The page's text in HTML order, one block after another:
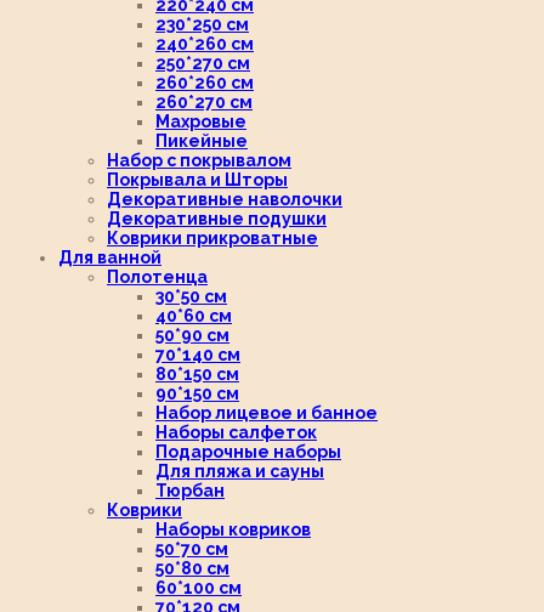
220*240 см
230*250 см
240*260 см
250*270 см
260*260 см
260*270 см
Махровые
Пикейные
Набор с покрывалом
Покрывала и Шторы
Декоративные наволочки
Декоративные подушки
Коврики прикроватные
Для ванной
Полотенца
30*50 см
40*60 см
50*90 см
70*140 см
80*150 см
90*150 см
Набор лицевое и банное
Наборы салфеток
Подарочные наборы
Для пляжа и сауны
Тюрбан
Коврики
Наборы ковриков
50*70 см
50*80 см
60*100 см
70*120 см